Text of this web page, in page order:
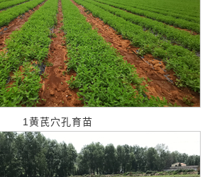
1黄芪穴孔育苗